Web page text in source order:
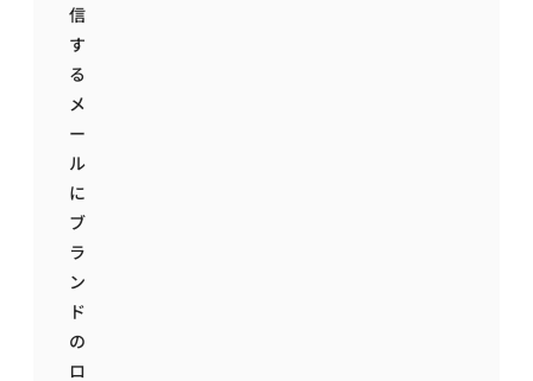
信
す
る
メ
ー
ル
に
ブ
ラ
ン
ド
の
ロ